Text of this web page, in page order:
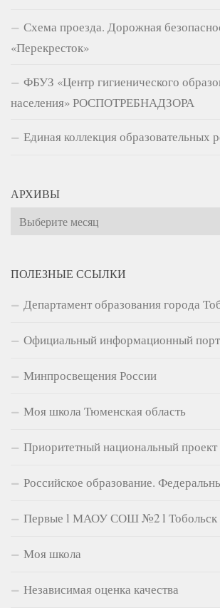
Схема проезда. Дорожная
«Перекресток»
ФБУЗ «Центр гигиенического
населения» РОСПОТРЕБНАДЗОРА
Единая коллекция образовательных
АРХИВЫ
Архивы
ПОЛЕЗНЫЕ ССЫЛКИ
Департамент образования города
Официальный информационный
Минпросвещения России
Моя школа Тюменская область
Приоритетный национальный
Российское образование.
Первые l МАОУ СОШ №2 l Тобольск
Моя школа
Независимая оценка качества